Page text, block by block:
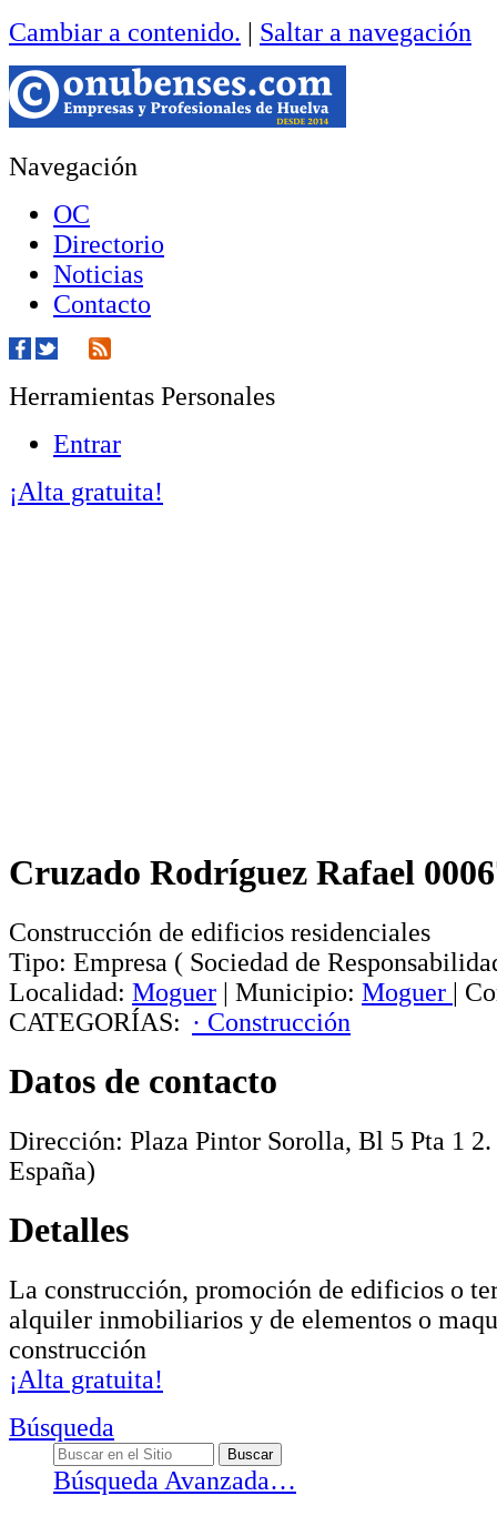
Cambiar a contenido. | Saltar a navegación
Navegación
OC
Directorio
Noticias
Contacto
Herramientas Personales
Entrar
¡Alta gratuita!
Cruzado Rodríguez Rafael
Construcción de edificios residenciales
Tipo: Empresa ( Sociedad de
Localidad: Moguer | Municipio: Moguer |
CATEGORÍAS: · Construcción
Datos de contacto
Dirección: Plaza Pintor Sorolla, Bl 5 Pta 1 2.
España)
Detalles
La construcción, promoción de edificios o
alquiler inmobiliarios y de elementos o
construcción
¡Alta gratuita!
Búsqueda
Búsqueda Avanzada…